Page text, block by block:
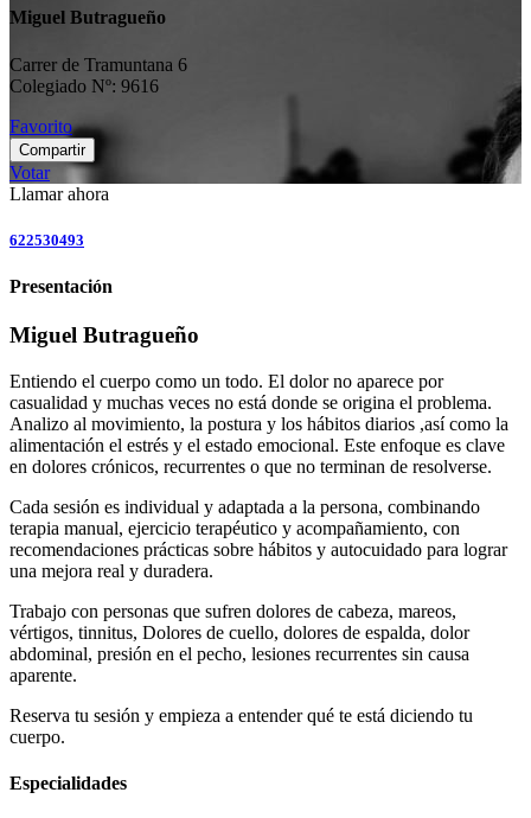
Miguel Butragueño
Carrer de Tramuntana 6
Colegiado Nº: 9616
Favorito
Compartir
Votar
Llamar ahora
622530493
Presentación
Miguel Butragueño
Entiendo el cuerpo como un todo. El dolor no aparece por
casualidad y muchas veces no está donde se origina el problema.
Analizo al movimiento, la postura y los hábitos diarios ,así como la
alimentación el estrés y el estado emocional. Este enfoque es clave
en dolores crónicos, recurrentes o que no terminan de resolverse.
Cada sesión es individual y adaptada a la persona, combinando
terapia manual, ejercicio terapéutico y acompañamiento, con
recomendaciones prácticas sobre hábitos y autocuidado para lograr
una mejora real y duradera.
Trabajo con personas que sufren dolores de cabeza, mareos,
vértigos, tinnitus, Dolores de cuello, dolores de espalda, dolor
abdominal, presión en el pecho, lesiones recurrentes sin causa
aparente.
Reserva tu sesión y empieza a entender qué te está diciendo tu
cuerpo.
Especialidades